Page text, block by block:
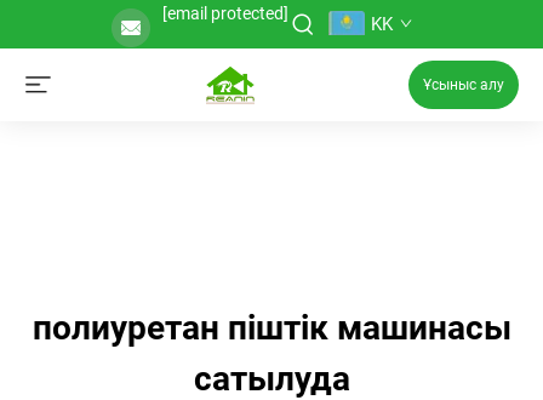
[email protected] KK
Ұсыныс алу
полиуретан піштік машинасы
сатылуда